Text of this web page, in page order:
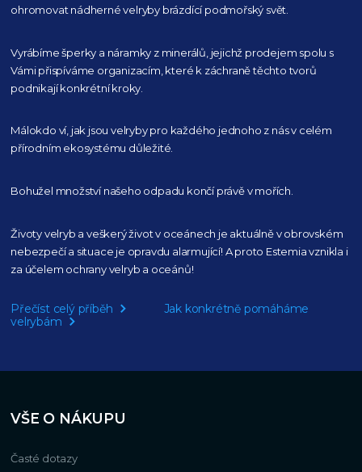
ohromovat nádherné velryby brázdící podmořský svět.
Vyrábíme šperky a náramky z minerálů, jejichž prodejem spolu s
Vámi přispíváme organizacím, které k záchraně těchto tvorů
podnikají konkrétní kroky.
Málokdo ví, jak jsou velryby pro každého jednoho z nás v celém
přírodním ekosystému důležité.
Bohužel množství našeho odpadu končí právě v mořích.
Životy velryb a veškerý život v oceánech je aktuálněv obrovském
nebezpečí a situace je opravdu alarmující! A proto Estemia vznikla i
za účelem ochrany velryb a oceánů!
Přečíst celý příběh
Jak konkrétně pomáháme
velrybám
VŠE O NÁKUPU
Časté dotazy